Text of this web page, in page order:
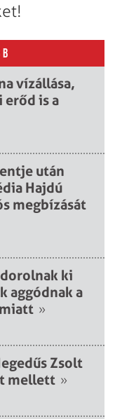
vízállása,
erőd is a
után
Hajdú
megbízását
ki
aggódnak a
»
Zsolt
mellett »